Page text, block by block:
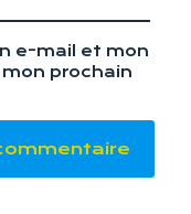
e-mail et mon
prochain